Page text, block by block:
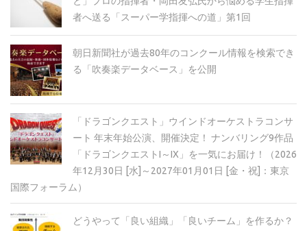
者へ送る「スーパー学指揮への道」第1回
朝日新聞社が過去80年のコンクール情報を検索でき
る「吹奏楽データベース」を公開
「ドラゴンクエスト」ウインドオーケストラコンサ
ート 年末年始公演、開催決定！ ナンバリング9作品
「ドラゴンクエストI～IX」を一気にお届け！（2026
年12月30日 [水]～2027年01月01日 [金・祝]：東京
国際フォーラム）
どうやって「良い組織」「良いチーム」を作るか？